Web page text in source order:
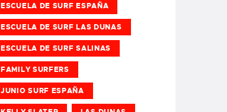
ESCUELA DE SURF ESPAÑA
ESCUELA DE SURF LAS DUNAS
ESCUELA DE SURF SALINAS
FAMILY SURFERS
JUNIO SURF ESPAÑA